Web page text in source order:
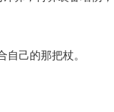
己的那把杖。
囧图集（1170）